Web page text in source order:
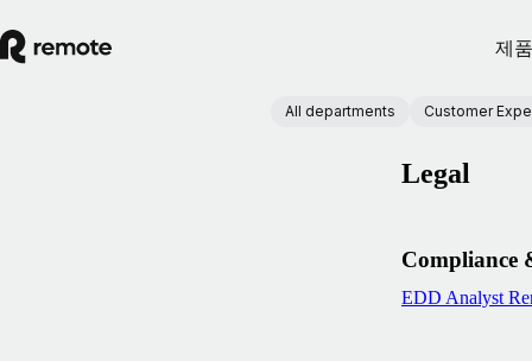
제품
All departments Customer
Legal
Compliance
EDD Analyst